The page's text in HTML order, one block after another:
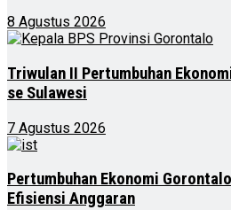
8 Agustus 2026
Triwulan II Pertumbuhan
se Sulawesi
7 Agustus 2026
Pertumbuhan Ekonomi
Efisiensi Anggaran